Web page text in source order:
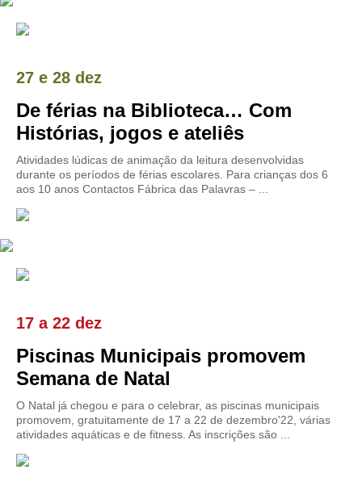
27 e 28 dez
De férias na Biblioteca… Com
Histórias, jogos e ateliês
Atividades lúdicas de animação da leitura desenvolvidas
durante os períodos de férias escolares. Para crianças dos 6
aos 10 anos Contactos Fábrica das Palavras – ...
17 a22 dez
Piscinas Municipais promovem
Semana de Natal
O Natal já chegou e para o celebrar, as piscinas municipais
promovem, gratuitamente de 17 a 22 de dezembro'22, várias
atividades aquáticas e de fitness. As inscrições são ...